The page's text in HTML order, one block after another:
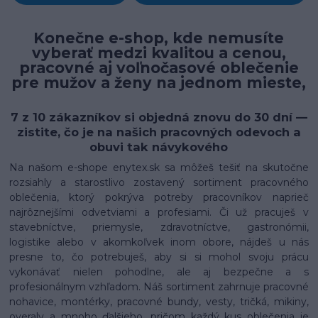
Konečne e-shop, kde nemusíte
vyberať medzi kvalitou a cenou,
pracovné aj voľnočasové oblečenie
pre mužov a ženy na jednom mieste,
7 z 10 zákazníkov si objedná znovu do 30 dní —
zistite, čo je na našich pracovných odevoch a
obuvi tak návykového
Na našom e-shope enytex.sk sa môžeš tešiť na skutočne
rozsiahly a starostlivo zostavený sortiment pracovného
oblečenia, ktorý pokrýva potreby pracovníkov naprieč
najrôznejšími odvetviami a profesiami. Či už pracuješ v
stavebníctve, priemysle, zdravotníctve, gastronómii,
logistike alebo v akomkoľvek inom obore, nájdeš u nás
presne to, čo potrebuješ, aby si si mohol svoju prácu
vykonávať nielen pohodlne, ale aj bezpečne a s
profesionálnym vzhľadom. Náš sortiment zahrnuje pracovné
nohavice, montérky, pracovné bundy, vesty, tričká, mikiny,